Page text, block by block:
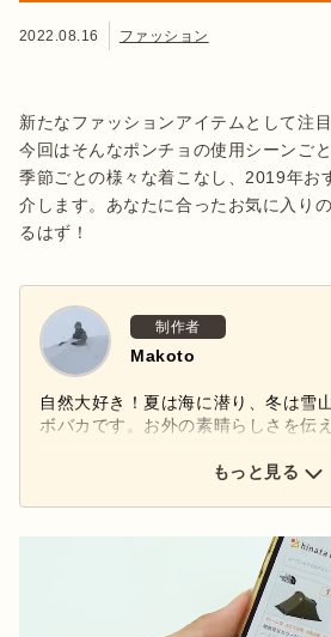
2022.08.16 ファッション
新たなファッションアイテムとして注
今回はそんなポンチョの使用シーンご
季節ごとの様々な着こなし、2019年お
介します。あなたに合ったお気に入り
るはず！
制作者
Makoto
自然大好き！夏は海に潜り、冬は雪
ボバカです。お外の素晴らしさを伝
もっと見る